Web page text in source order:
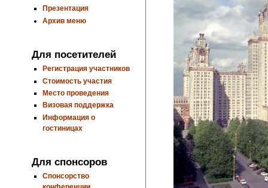
Презентация
Архив меню
Для посетителей
Регистрация участников
Стоимость участия
Место проведения
Визовая поддержка
Информация о
гостиницах
Для спонсоров
Спонсорство